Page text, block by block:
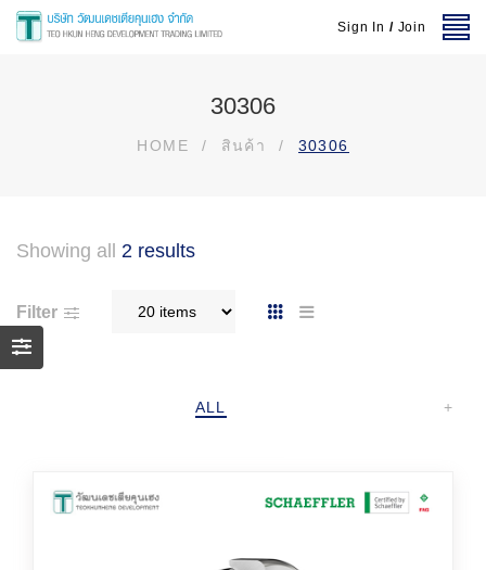
Sign In / Join
30306
HOME / สินค้า / 30306
Showing all 2 results
Filter
ALL +